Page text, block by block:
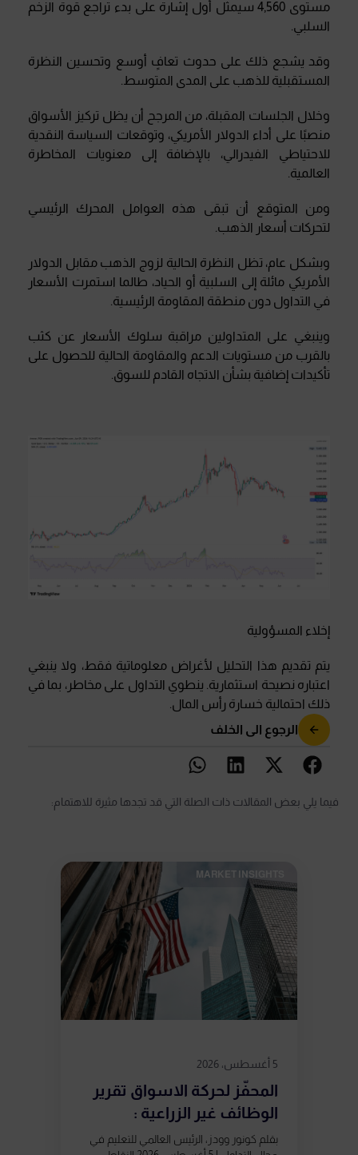
مستوى 4,560 سيمثل أول إشارة على بدء تراجع قوة الزخم
السلبي
وقد يشجع ذلك على حدوث تعافٍ أوسع وتحسين النظرة
المستقبلية للذهب على المدى المتوسط
وخلال الجلسات المقبلة، من المرجح أن يظل تركيز الأسواق
منصبًا على أداء الدولار الأمريكي، وتوقعات السياسة النقدية
للاحتياطي الفيدرالي، بالإضافة إلى معنويات المخاطرة
العالمية
ومن المتوقع أن تبقى هذه العوامل المحرك الرئيسي
لتحركات أسعار الذهب
وبشكل عام، تظل النظرة الحالية لزوج الذهب مقابل الدولار
الأمريكي مائلة إلى السلبية أو الحياد، طالما استمرت الأسعار
في التداول دون منطقة المقاومة الرئيسية
وينبغي على المتداولين مراقبة سلوك الأسعار عن كثب
بالقرب من مستويات الدعم والمقاومة الحالية للحصول على
تأكيدات إضافية بشأن الاتجاه القادم للسوق
إخلاء المسؤولية
يتم تقديم هذا التحليل لأغراض معلوماتية فقط، ولا ينبغي
اعتباره نصيحة استثمارية. ينطوي التداول على مخاطر، بما في
ذلك احتمالية خسارة رأس المال
الرجوع الى الخلف
فيما يلي بعض المقالات ذات الصلة التي قد تجدها مثيرة للاهتمام:
MARKET INSIGHTS​
5 أغسطس، 2026
المحفّز لحركة الاسواق تقرير
الوظائف غير الزراعية :
بقلم كونور وودز، الرئيس العالمي للتعليم في